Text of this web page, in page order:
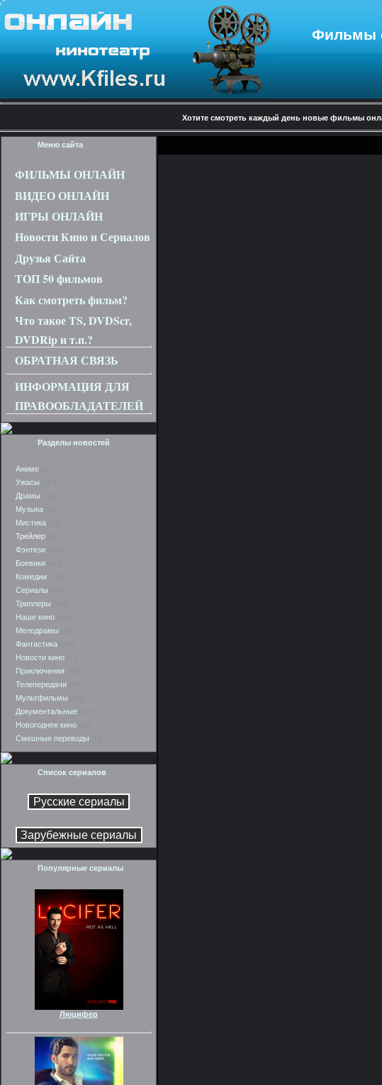
Фильмы
Хотите смотреть каждый день новые фильмы
Меню сайта
ФИЛЬМЫ ОНЛАЙН
ВИДЕО ОНЛАЙН
ИГРЫ ОНЛАЙН
Новости Кино и Сериалов
Друзья Сайта
ТОП 50 фильмов
Как смотреть фильм?
Что такое TS, DVDScr,
DVDRip и т.п.?
ОБРАТНАЯ СВЯЗЬ
ИНФОРМАЦИЯ ДЛЯ
ПРАВООБЛАДАТЕЛЕЙ
Разделы новостей
Аниме
Ужасы
Драмы
Музыка
Мистика
Трейлер
Фэнтези
Боевики
Комедии
Сериалы
Триллеры
Наше кино
Мелодрамы
Фантастика
Новости кино
Приключения
Телепередачи
Мультфильмы
Документальные
Новогоднее кино
Смешные переводы
Список сериалов
Популярные сериалы
Люцифер